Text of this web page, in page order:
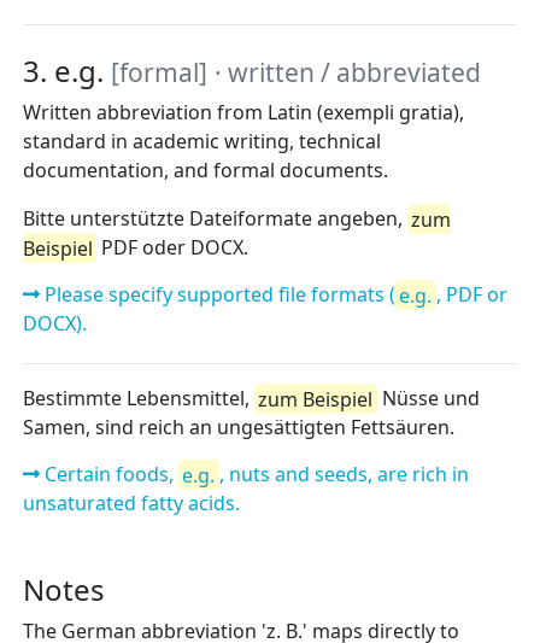
3. e.g. [formal] · written / abbreviated
Written abbreviation from Latin (exempli gratia),
standard in academic writing, technical
documentation, and formal documents.
Bitte unterstützte Dateiformate angeben, zum
Beispiel PDF oder DOCX.
Please specify supported file formats (e.g. , PDF or
DOCX).
Bestimmte Lebensmittel, zum Beispiel Nüsse und
Samen, sind reich an ungesättigten Fettsäuren.
Certain foods, e.g. , nuts and seeds, are rich in
unsaturated fatty acids.
Notes
The German abbreviation 'z. B.' maps directly to